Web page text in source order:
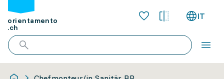
orientamento
.ch
IT